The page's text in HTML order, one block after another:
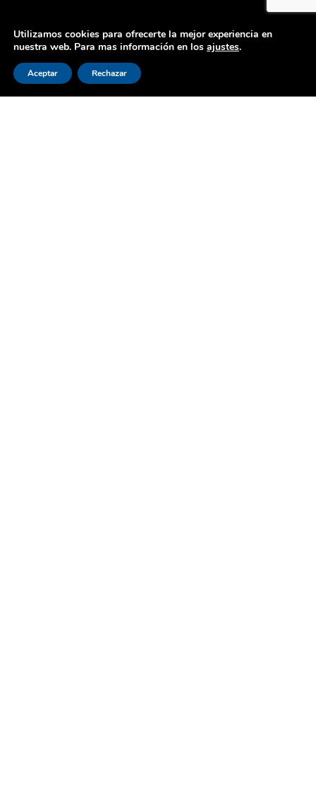
¡Chatea con Nosotros!
Utilizamos cookies para ofrecerte la mejor experiencia en
nuestra web. Para mas información en los ajustes.
Aceptar Rechazar